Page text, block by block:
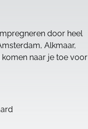
door heel
Alkmaar,
naar je toe voor